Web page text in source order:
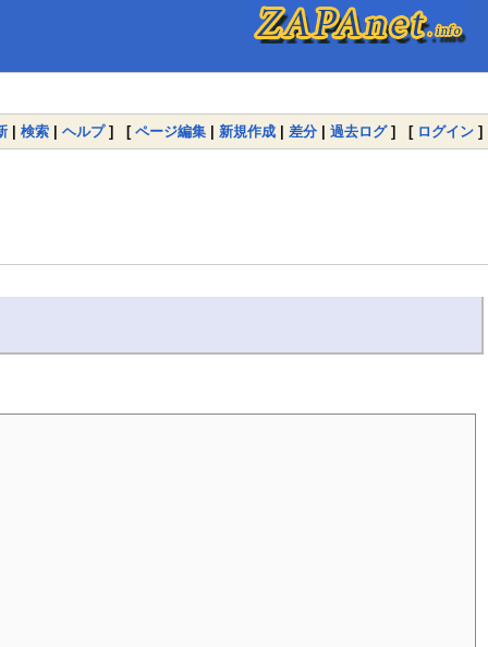
| 検索 | ヘルプ] [ ページ編集 | 新規作成 | 差分 | 過去ログ] [ ログイン ]